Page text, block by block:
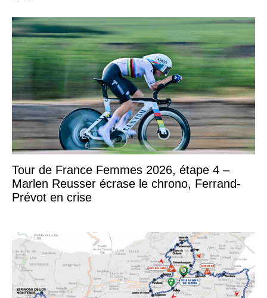
Tour de France Femmes 2026, étape 4 –
Marlen Reusser écrase le chrono, Ferrand-
Prévot en crise